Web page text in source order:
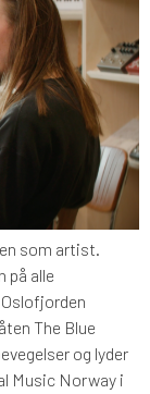
som artist.
på alle
The Blue
og lyder
Music Norway i